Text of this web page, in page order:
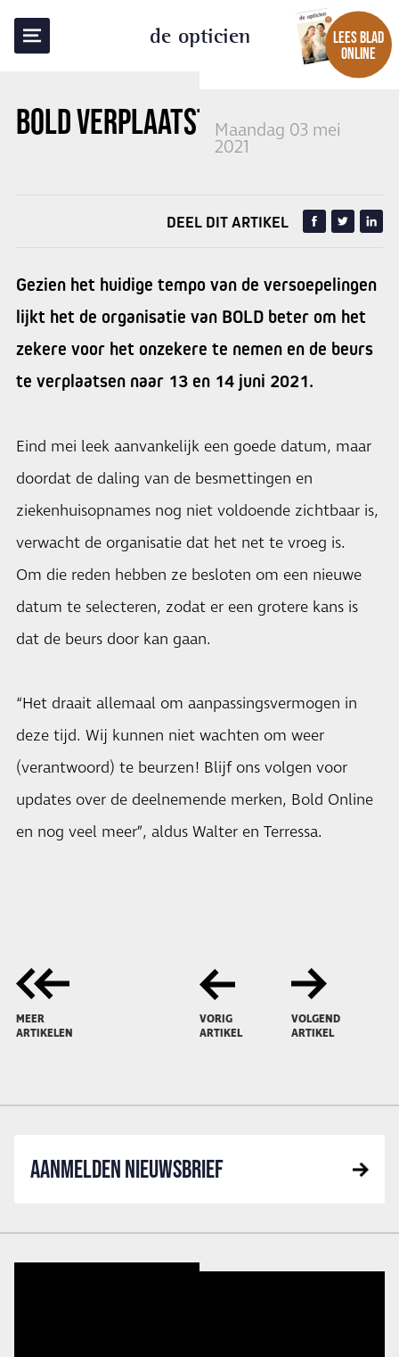
de opticien
LEES BLAD
ONLINE
BOLD VERPLAATST NAAR JUNI
Maandag 03 mei
2021
TERUG NAAR OVERZICHT
DEEL DIT ARTIKEL
Gezien het huidige tempo van de versoepelingen
lijkt het de organisatie van BOLD beter om het
zekere voor het onzekere te nemen en de beurs
te verplaatsen naar 13 en 14 juni 2021.
Eind mei leek aanvankelijk een goede datum, maar
doordat de daling van de besmettingen en
ziekenhuisopnames nog niet voldoende zichtbaar is,
verwacht de organisatie dat het net te vroeg is.
Om die reden hebben ze besloten om een nieuwe
datum te selecteren, zodat er een grotere kans is
dat de beurs door kan gaan.
“Het draait allemaal om aanpassingsvermogen in
deze tijd. Wij kunnen niet wachten om weer
(verantwoord) te beurzen! Blijf ons volgen voor
updates over de deelnemende merken, Bold Online
en nog veel meer”, aldus Walter en Terressa.
MEER
ARTIKELEN
VORIG
ARTIKEL
VOLGEND
ARTIKEL
AANMELDEN NIEUWSBRIEF